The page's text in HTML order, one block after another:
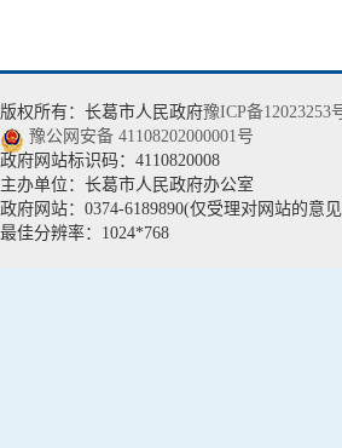
版权所有：长葛市人民政府豫ICP备12023253
豫公网安备 41108202000001号
政府网站标识码：4110820008
主办单位：长葛市人民政府办公室
政府网站：0374-6189890(仅受理对网站的意
最佳分辨率：1024*768